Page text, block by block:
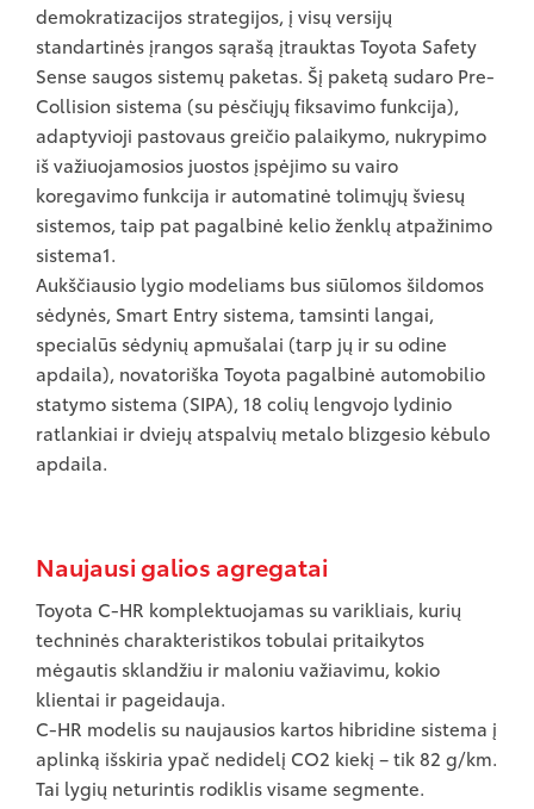
demokratizacijos strategijos, į visų versijų
standartinės įrangos sąrašą įtrauktas Toyota Safety
Sense saugos sistemų paketas. Šį paketą sudaro Pre-
Collision sistema (su pėsčiųjų fiksavimo funkcija),
adaptyvioji pastovaus greičio palaikymo, nukrypimo
iš važiuojamosios juostos įspėjimo su vairo
koregavimo funkcija ir automatinė tolimųjų šviesų
sistemos, taip pat pagalbinė kelio ženklų atpažinimo
sistema1.
Aukščiausio lygio modeliams bus siūlomos šildomos
sėdynės, Smart Entry sistema, tamsinti langai,
specialūs sėdynių apmušalai (tarp jų ir su odine
apdaila), novatoriška Toyota pagalbinė automobilio
statymo sistema (SIPA), 18 colių lengvojo lydinio
ratlankiai ir dviejų atspalvių metalo blizgesio kėbulo
apdaila.
Naujausi galios agregatai
Toyota C-HR komplektuojamas su varikliais, kurių
techninės charakteristikos tobulai pritaikytos
mėgautis sklandžiu ir maloniu važiavimu, kokio
klientai ir pageidauja.
C-HR modelis su naujausios kartos hibridine sistema į
aplinką išskiria ypač nedidelį CO2 kiekį – tik 82 g/km.
Tai lygių neturintis rodiklis visame segmente.